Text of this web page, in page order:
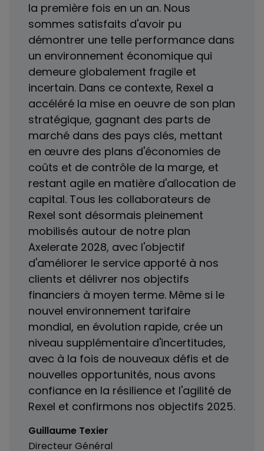
la première fois en un an. Nous
sommes satisfaits d'avoir pu
démontrer une telle performance dans
un environnement économique qui
demeure globalement fragile et
incertain. Dans ce contexte, Rexel a
accéléré la mise en oeuvre de son plan
stratégique, gagnant des parts de
marché dans des pays clés, mettant
en œuvre des plans d'économies de
coûts et de contrôle de la marge, et
restant agile en matière d'allocation de
capital. Tous les collaborateurs de
Rexel sont désormais pleinement
mobilisés autour de notre plan
Axelerate 2028, avec l'objectif
d'améliorer le service apporté à nos
clients et délivrer nos objectifs
financiers à moyen terme. Même si le
nouvel environnement tarifaire
mondial, en évolution rapide, crée un
niveau supplémentaire d'incertitudes,
avec à la fois de nouveaux défis et de
nouvelles opportunités, nous avons
confiance en la résilience et l'agilité de
Rexel et confirmons nos objectifs 2025.
Guillaume Texier
Directeur Général